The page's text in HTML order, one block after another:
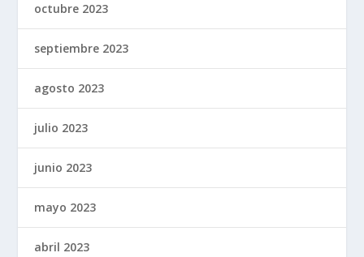
octubre 2023
septiembre 2023
agosto 2023
julio 2023
junio 2023
mayo 2023
abril 2023